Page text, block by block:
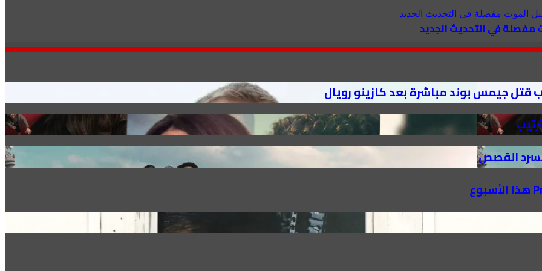
مفصلة في التحديث الجديد
جيمس بوند مباشرة بعد كازينو رويال